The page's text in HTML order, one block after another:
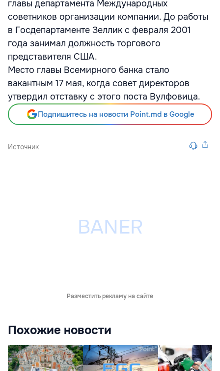
главы департамента Международных
советников организации компании. До работы
в Госдепартаменте Зеллик с февраля 2001
года занимал должность торгового
представителя США.
Место главы Всемирного банка стало
вакантным 17 мая, когда совет директоров
утвердил отставку с этого поста Вулфовица.
Подпишитесь на новости Point.md в Google
Источник
Разместить рекламу на сайте
Похожие новости